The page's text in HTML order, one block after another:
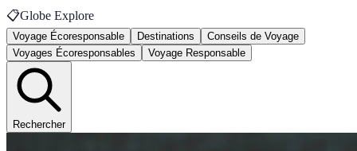
📋Globe Explore
Voyage Écoresponsable Destinations
Conseils de Voyage
Voyages Écoresponsables
Voyage Responsable
Rechercher